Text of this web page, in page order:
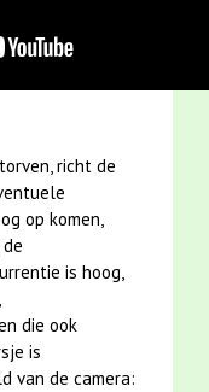
richt de
op komen,
is hoog,
die ook
is
van de camera: